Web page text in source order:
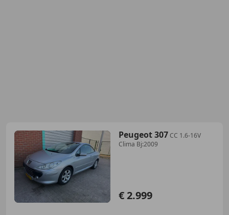
Peugeot 307CC 1.6-16V
Clima Bj:2009
€ 2.999